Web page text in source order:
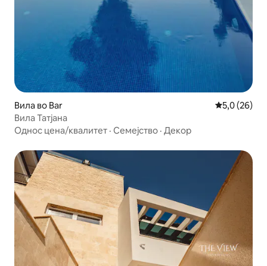
Вила во Bar Просечна
5,0 (26)
Вила Татјана
Однос цена/квалитет · Семејство · Декор